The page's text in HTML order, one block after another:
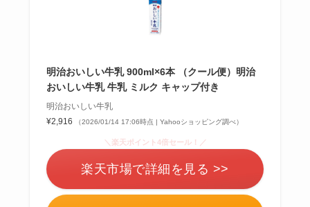
明治おいしい牛乳 900ml×6本 （クール便）明治
おいしい牛乳 牛乳 ミルク キャップ付き
明治おいしい牛乳
¥2,916
（2026/01/14 17:06時点 | Yahooショッピング調べ）
＼楽天ポイント4倍セール！／
楽天市場で詳細を見る >>